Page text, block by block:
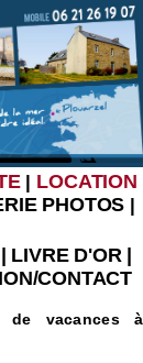
| LOCATION
PHOTOS |
LIVRE D'OR|
CONTACT
de vacances à